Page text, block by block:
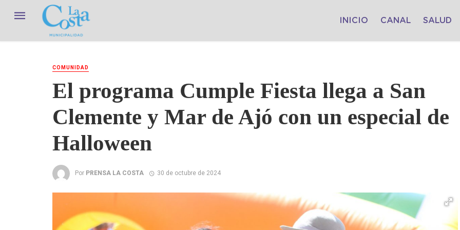
INICIO CANAL SALUD
COMUNIDAD
El programa Cumple Fiesta llega a San
Clemente y Mar de Ajó con un especial de
Halloween
Por PRENSA LA COSTA 30 de octubre de 2024